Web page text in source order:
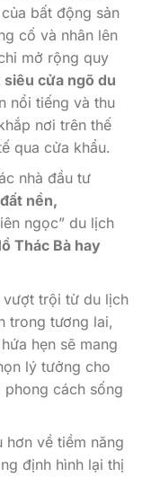
bất động sản
cố và nhân lên
mở rộng quy
siêu cửa ngõ du
nổi tiếng và thu
nơi trên thế
qua cửa khẩu.
nhà đầu tư
đất nền,
ngọc” du lịch
Thác Bà hay
vượt trội từ du lịch
trong tương lai,
hẹn sẽ mang
lý tưởng cho
cách sống
hơn về tiềm năng
định hình lại thị